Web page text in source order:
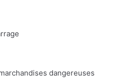
dangereuses